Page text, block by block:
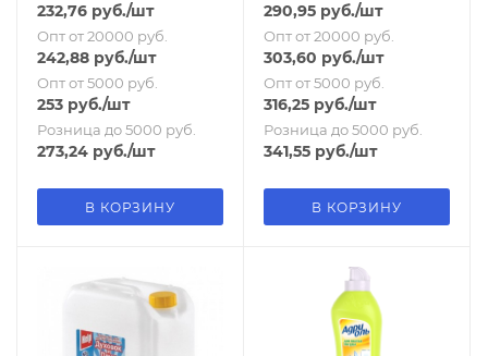
232,76 руб./шт
Опт от 20000 руб.
242,88 руб./шт
Опт от 5000 руб.
253 руб./шт
Розница до 5000 руб.
273,24 руб./шт
В КОРЗИНУ
290,95 руб./шт
Опт от 20000 руб.
303,60 руб./шт
Опт от 5000 руб.
316,25 руб./шт
Розница до 5000 руб.
341,55 руб./шт
В КОРЗИНУ